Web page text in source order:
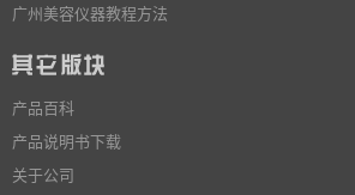
广州美容仪器教程方法
产品百科
产品说明书下载
关于公司